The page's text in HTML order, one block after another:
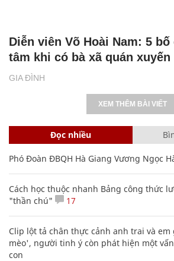
GIA ĐÌNH
Diễn viên Võ Hoài Nam: 5
tâm khi có bà xã quán xuyến
XEM THÊM BÀI VIẾT
Đọc nhiều
Phó Đoàn ĐBQH Hà Giang Vương Ngọc
Cách học thuộc nhanh Bảng công thức
"thần chú"
17
Clip lột tả chân thực cảnh anh trai và
mèo', người tinh ý còn phát hiện một
con